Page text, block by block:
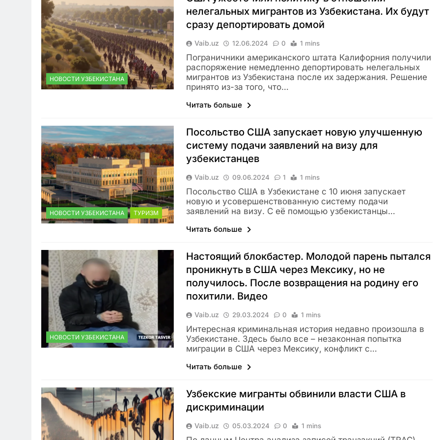
НОВОСТИ УЗБЕКИСТАНА
нелегальных мигрантов из Узбекистана. Их будут
сразу депортировать домой
Vaib.uz 12.06.2024 0 1 mins
Пограничники американского штата Калифорния получили
распоряжение немедленно депортировать нелегальных
мигрантов из Узбекистана после их задержания. Решение
принято из-за того, что…
Читать больше
НОВОСТИ УЗБЕКИСТАНА ТУРИЗМ
Посольство США запускает новую улучшенную
систему подачи заявлений на визу для
узбекистанцев
Vaib.uz 09.06.2024 1 1 mins
Посольство США в Узбекистане с 10 июня запускает
новую и усовершенствованную систему подачи
заявлений на визу. С её помощью узбекистанцы…
Читать больше
НОВОСТИ УЗБЕКИСТАНА
Настоящий блокбастер. Молодой парень пытался
проникнуть в США через Мексику, но не
получилось. После возвращения на родину его
похитили. Видео
Vaib.uz 29.03.2024 0 1 mins
Интересная криминальная история недавно произошла в
Узбекистане. Здесь было все – незаконная попытка
миграции в США через Мексику, конфликт с…
Читать больше
Узбекские мигранты обвинили власти США в
дискриминации
Vaib.uz 05.03.2024 0 1 mins